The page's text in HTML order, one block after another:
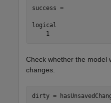
success =
logical
    1
Check whether the model
changes.